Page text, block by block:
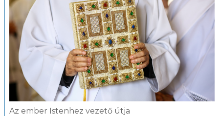
Az ember Istenhez vezető útja